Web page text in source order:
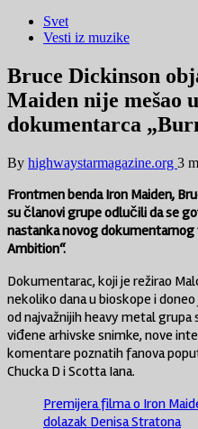
Svet
Vesti iz muzike
Bruce Dickinson
Maiden nije mešao
dokumentarca
By highwaystarmagazine.org 3
Frontmen bendaIron Maiden,
su članovi grupe odlučili da se
nastanka novog dokumentarnog
Ambition“.
Dokumentarac, koji je režirao
nekoliko dana u bioskope i
od najvažnijih heavy metal
viđene arhivske snimke, nove
komentare poznatih fanova
Chucka D iScotta Iana.
Premijera filma o Iron
dolazak Denisa Stratona